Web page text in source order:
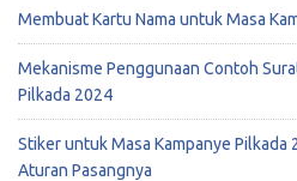
Membuat Kartu Nama untuk Masa
Mekanisme Penggunaan Contoh
Pilkada 2024
Stiker untuk Masa Kampanye Pilkada
Aturan Pasangnya